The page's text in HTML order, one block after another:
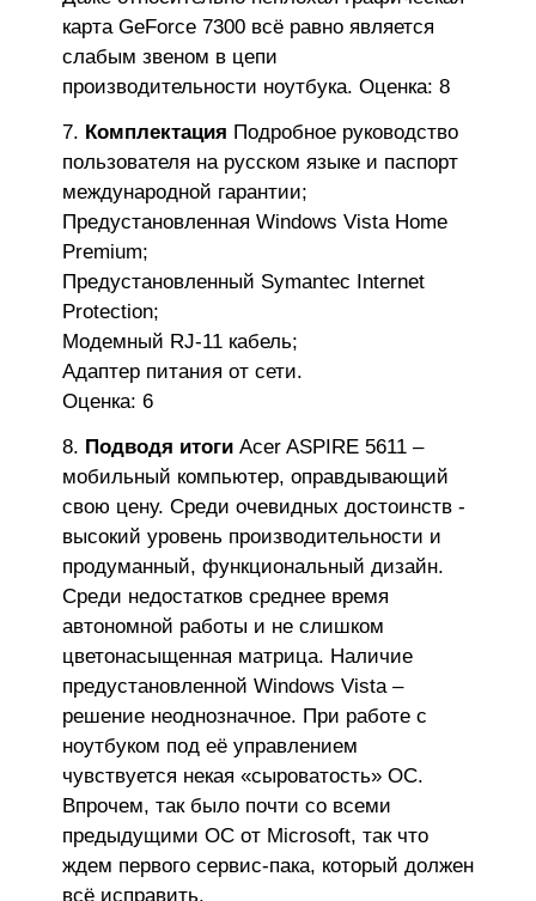
карта GeForce 7300 всё равно является
слабым звеном в цепи
производительности ноутбука. Оценка: 8
Комплектация Подробное руководство
пользователя на русском языке и паспорт
международной гарантии;
Предустановленная Windows Vista Home
Premium;
Предустановленный Symantec Internet
Protection;
Модемный RJ-11 кабель;
Адаптер питания от сети.
Оценка: 6
Подводя итогиAcer ASPIRE 5611 –
мобильный компьютер, оправдывающий
свою цену. Среди очевидных достоинств -
высокий уровень производительности и
продуманный, функциональный дизайн.
Среди недостатков среднее время
автономной работы и не слишком
цветонасыщенная матрица. Наличие
предустановленной Windows Vista –
решение неоднозначное. При работе с
ноутбуком под её управлением
чувствуется некая «сыроватость» ОС.
Впрочем, так было почти со всеми
предыдущими ОС от Microsoft, так что
ждем первого сервис-пака, который должен
всё исправить.